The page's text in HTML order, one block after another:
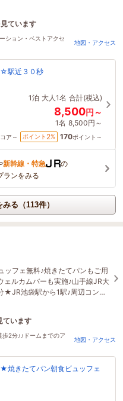
の入り口まで8段階段がござい
ています
ました
ション・ベストアクセ
地図・アクセス
☆駅近３０秒
1泊 大人1名 合計(税込)
8,500円～
1名 8,500円～
ア～ ポイント 2% 170ポイント～
新幹線・特急
の
ランをみる
る（113件）
フェ無料♪焼きたてパンもご用
ェルカムバーも実施♪山手線JR大
★JR池袋駅から1駅♪周辺コンビ
東京ドームにもアクセス良好♪
ています
ました
2分♪♪ドームまでのア
地図・アクセス
焼きたてパン朝食ビュッフェ